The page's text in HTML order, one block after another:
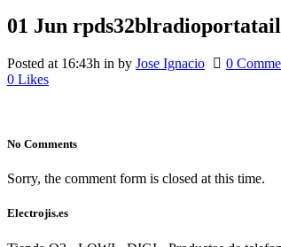
01 Jun
Posted at 16:43h in by Jose Ignacio
0
0 Likes
No Comments
Sorry, the comment form is closed at this time.
Electrojis.es